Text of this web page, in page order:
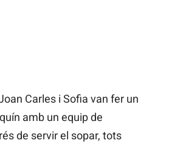
Carles i Sofia van fer un
amb un equip de
de servir el sopar, tots